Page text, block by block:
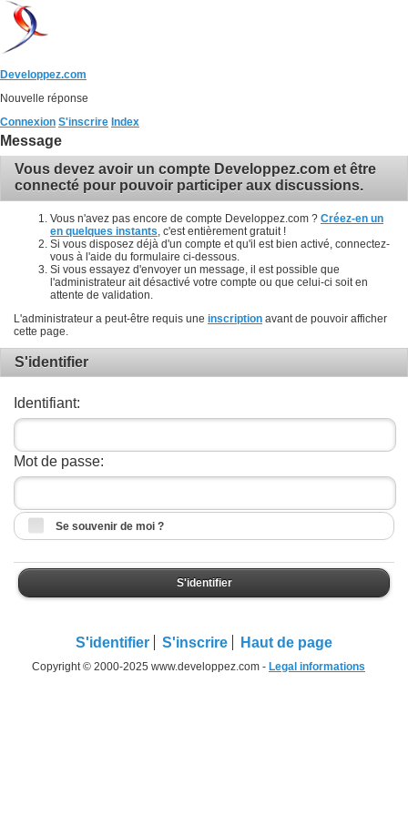
Developpez.com
Nouvelle réponse
Connexion S'inscrire Index
Message
Vous devez avoir un compte Developpez.com et être
connecté pour pouvoir participer aux discussions.
Vous n'avez pas encore de compte Developpez.com ? Créez-en un
en quelques instants , c'est entièrement gratuit !
Si vous disposez déjà d'un compte et qu'il est bien activé, connectez-
vous à l'aide du formulaire ci-dessous.
Si vous essayez d'envoyer un message, il est possible que
l'administrateur ait désactivé votre compte ou que celui-ci soit en
attente de validation.
L'administrateur a peut-être requis une inscription avant de pouvoir afficher
cette page.
S'identifier
Identifiant:
Mot de passe:
Se souvenir de moi ?
S'identifier
S'identifier S'inscrire Haut de page
Copyright © 2000-2025 www.developpez.com - Legal informations